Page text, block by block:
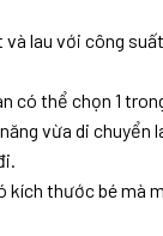
lau với công
thể chọn 1
vừa di chuyển
kích thước bé mà